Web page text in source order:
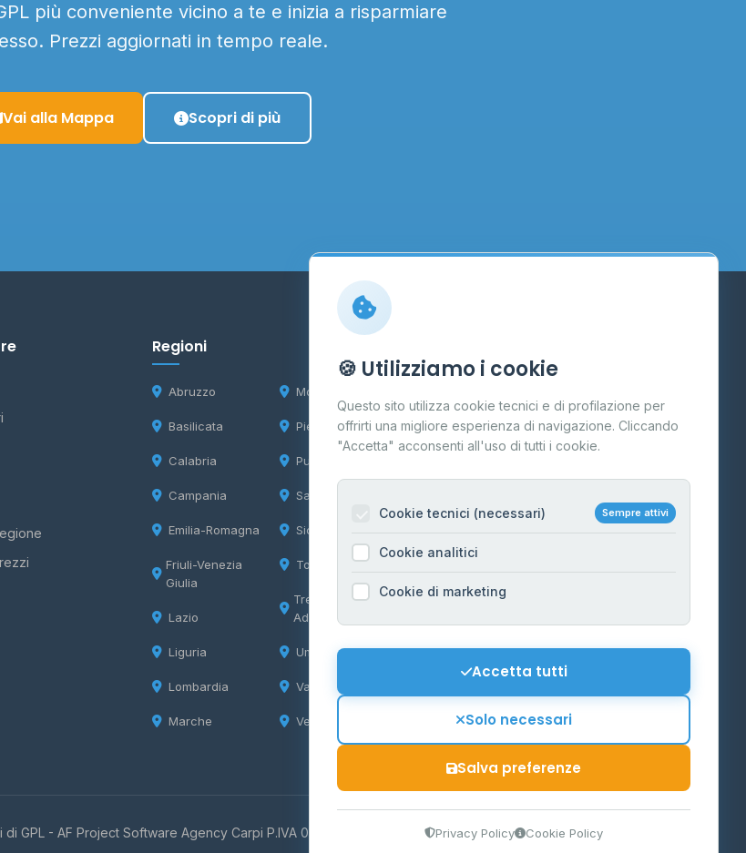
più conveniente vicino a te e inizia a risparmiare
Prezzi aggiornati in tempo reale.
Vai alla Mappa Scopri di più
Regioni
Abruzzo
Basilicata
Calabria
Campania
Emilia-Romagna
Friuli-Venezia
Giulia
Lazio
Liguria
Lombardia
Marche
Molise
Piemonte
Puglia
Sardegna
Sicilia
Toscana
Trentino-Alto
Adige
Umbria
Valle d'Aosta
Veneto
Contatti
Per gestori
Informazioni legali
Privacy Policy
Cookie Policy
Mappa del sito
Contattaci
GPL - AF Project Software Agency Carpi P.IVA 03859300364
🍪 Utilizziamo i cookie
Questo sito utilizza cookie tecnici e di profilazione per
offrirti una migliore esperienza di navigazione. Cliccando
"Accetta" acconsenti all'uso di tutti i cookie.
Cookie tecnici (necessari) Sempre attivi
Cookie analitici
Cookie di marketing
Accetta tutti
Solo necessari
Salva preferenze
Privacy Policy Cookie Policy